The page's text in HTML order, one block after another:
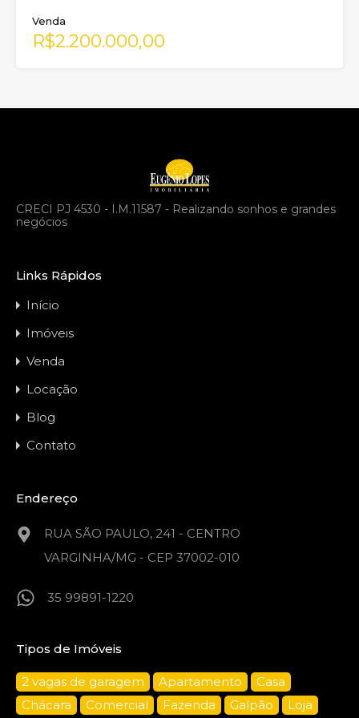
Venda
R$2.200.000,00
CRECI PJ 4530 - I.M.11587 - Realizando sonhos e grandes
negócios
Links Rápidos
Início
Imóveis
Venda
Locação
Blog
Contato
Endereço
RUA SÃO PAULO, 241 - CENTRO
VARGINHA/MG - CEP 37002-010
35 99891-1220
Tipos de Imóveis
2 vagas de garagem Apartamento
Casa
Chácara
Comercial Fazenda Galpão Loja